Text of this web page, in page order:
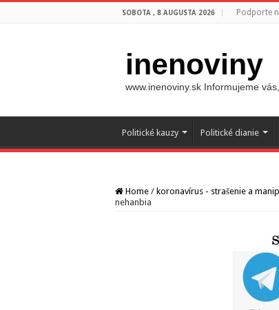
SOBOTA , 8 AUGUSTA 2026 Podporte
inenoviny
www.inenoviny.sk Informujeme
Politické kauzy Politické dianie
Home / koronavírus - strašenie a
nehanbia